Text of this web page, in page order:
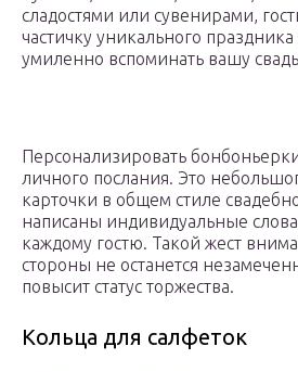
сладостями или сувенирами,
частичку уникального
умиленно вспоминать вашу
Персонализировать
личного послания. Это
карточки в общем стиле
написаны индивидуальные
каждому гостю. Такой жест
стороны не останется
повысит статус торжества.
Кольца для салфеток